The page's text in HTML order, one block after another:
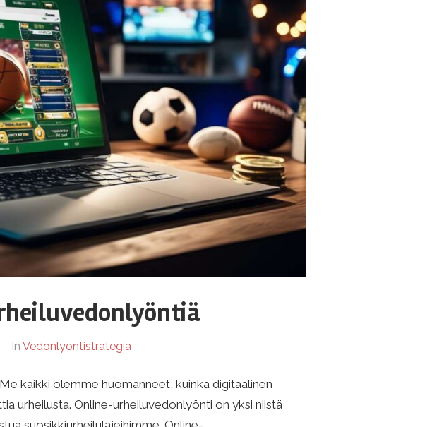
In Vedonlyöntistrategia
kaikki olemme huomanneet, kuinka digitaalinen
urheilusta. Online-urheiluvedonlyönti on yksi niistä